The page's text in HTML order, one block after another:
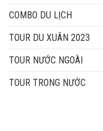
COMBO DU LỊCH
TOUR DU XUÂN 2023
TOUR NƯỚC NGOÀI
TOUR TRONG NƯỚC